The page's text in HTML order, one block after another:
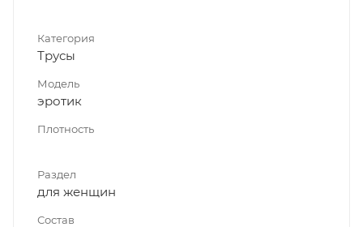
Категория
Трусы
Модель
эротик
Плотность
Раздел
для женщин
Состав